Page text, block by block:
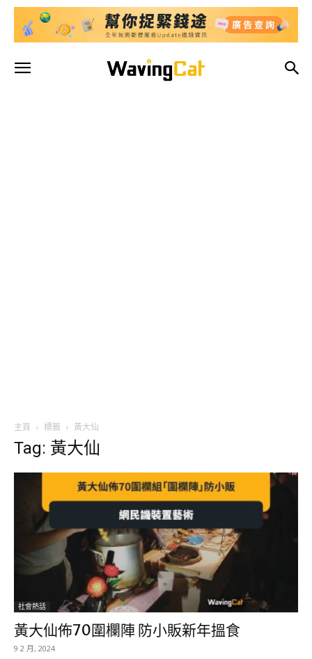
主頁 標籤 黃大仙
Tag: 黃大仙
社會熱話
黃大仙佈70圍欄陣 防小販新年搵食
9 2 月, 2024